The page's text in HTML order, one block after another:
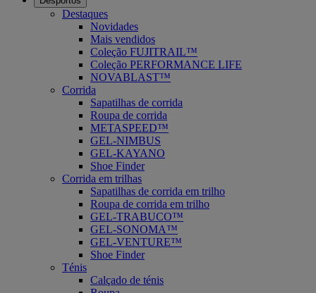
Destaques
Novidades
Mais vendidos
Coleção FUJITRAIL™
Coleção PERFORMANCE LIFE
NOVABLAST™
Corrida
Sapatilhas de corrida
Roupa de corrida
METASPEED™
GEL-NIMBUS
GEL-KAYANO
Shoe Finder
Corrida em trilhas
Sapatilhas de corrida em trilho
Roupa de corrida em trilho
GEL-TRABUCO™
GEL-SONOMA™
GEL-VENTURE™
Shoe Finder
Ténis
Calçado de ténis